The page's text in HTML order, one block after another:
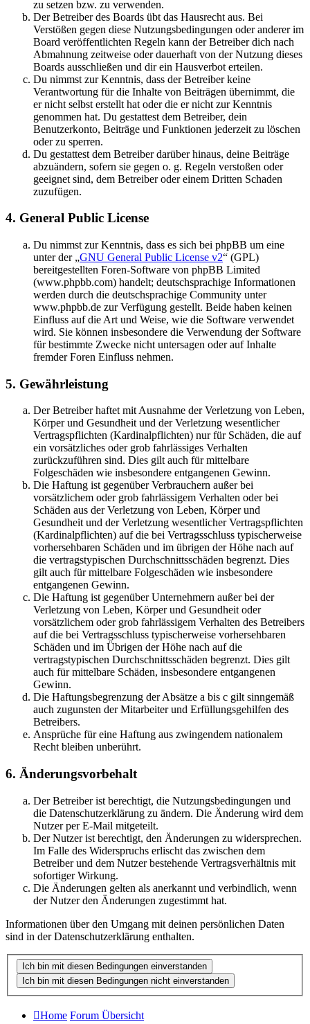
zu setzen bzw. zu verwenden.
Der Betreiber des Boards übt das Hausrecht aus. Bei
Verstößen gegen diese Nutzungsbedingungen oder anderer im
Board veröffentlichten Regeln kann der Betreiber dich nach
Abmahnung zeitweise oder dauerhaft von der Nutzung dieses
Boards ausschließen und dir ein Hausverbot erteilen.
Du nimmst zur Kenntnis, dass der Betreiber keine
Verantwortung für die Inhalte von Beiträgen übernimmt, die
er nicht selbst erstellt hat oder die er nicht zur Kenntnis
genommen hat. Du gestattest dem Betreiber, dein
Benutzerkonto, Beiträge und Funktionen jederzeit zu löschen
oder zu sperren.
Du gestattest dem Betreiber darüber hinaus, deine Beiträge
abzuändern, sofern sie gegen o. g. Regeln verstoßen oder
geeignet sind, dem Betreiber oder einem Dritten Schaden
zuzufügen.
4. General Public License
Du nimmst zur Kenntnis, dass es sich bei phpBB um eine
unter der „GNU General Public License v2“ (GPL)
bereitgestellten Foren-Software von phpBB Limited
(www.phpbb.com) handelt; deutschsprachige Informationen
werden durch die deutschsprachige Community unter
www.phpbb.de zur Verfügung gestellt. Beide haben keinen
Einfluss auf die Art und Weise, wie die Software verwendet
wird. Sie können insbesondere die Verwendung der Software
für bestimmte Zwecke nicht untersagen oder auf Inhalte
fremder Foren Einfluss nehmen.
5. Gewährleistung
Der Betreiber haftet mit Ausnahme der Verletzung von Leben,
Körper und Gesundheit und der Verletzung wesentlicher
Vertragspflichten (Kardinalpflichten) nur für Schäden, die auf
ein vorsätzliches oder grob fahrlässiges Verhalten
zurückzuführen sind. Dies gilt auch für mittelbare
Folgeschäden wie insbesondere entgangenen Gewinn.
Die Haftung ist gegenüber Verbrauchern außer bei
vorsätzlichem oder grob fahrlässigem Verhalten oder bei
Schäden aus der Verletzung von Leben, Körper und
Gesundheit und der Verletzung wesentlicher Vertragspflichten
(Kardinalpflichten) auf die bei Vertragsschluss typischerweise
vorhersehbaren Schäden und im übrigen der Höhe nach auf
die vertragstypischen Durchschnittsschäden begrenzt. Dies
gilt auch für mittelbare Folgeschäden wie insbesondere
entgangenen Gewinn.
Die Haftung ist gegenüber Unternehmern außer bei der
Verletzung von Leben, Körper und Gesundheit oder
vorsätzlichem oder grob fahrlässigem Verhalten des Betreibers
auf die bei Vertragsschluss typischerweise vorhersehbaren
Schäden und im Übrigen der Höhe nach auf die
vertragstypischen Durchschnittsschäden begrenzt. Dies gilt
auch für mittelbare Schäden, insbesondere entgangenen
Gewinn.
Die Haftungsbegrenzung der Absätze a bis c gilt sinngemäß
auch zugunsten der Mitarbeiter und Erfüllungsgehilfen des
Betreibers.
Ansprüche für eine Haftung aus zwingendem nationalem
Recht bleiben unberührt.
6. Änderungsvorbehalt
Der Betreiber ist berechtigt, die Nutzungsbedingungen und
die Datenschutzerklärung zu ändern. Die Änderung wird dem
Nutzer per E-Mail mitgeteilt.
Der Nutzer ist berechtigt, den Änderungen zu widersprechen.
Im Falle des Widerspruchs erlischt das zwischen dem
Betreiber und dem Nutzer bestehende Vertragsverhältnis mit
sofortiger Wirkung.
Die Änderungen gelten als anerkannt und verbindlich, wenn
der Nutzer den Änderungen zugestimmt hat.
Informationen über den Umgang mit deinen persönlichen Daten
sind in der Datenschutzerklärung enthalten.
Home Forum Übersicht